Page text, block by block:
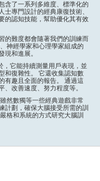
含了一系列多維度、標準化的
專門設計的經典康復技術、
的認知技能，幫助優化其有效
的難度都會隨著我們的訓練而
神經學家和心理學家組成的
現和進展。
，它能持續測量用戶表現，並
和復雜性。 它還收集認知數
有趣且全面的報告。 通過這
、改善速度、努力程度等。
然數獨等一些經典遊戲非常
計劃，確保大腦接受所需的訓
格和系統的方式研究大腦訓